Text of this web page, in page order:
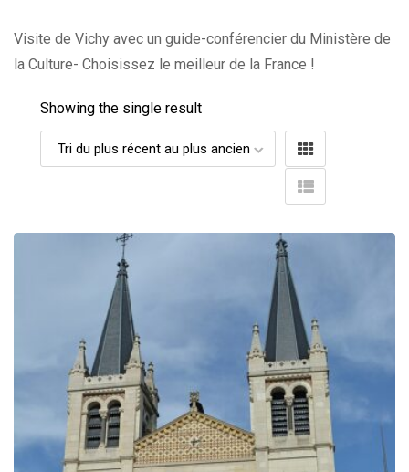
Visite de Vichy avec un guide-conférencier du Ministère de
la Culture- Choisissez le meilleur de la France !
Showing the single result